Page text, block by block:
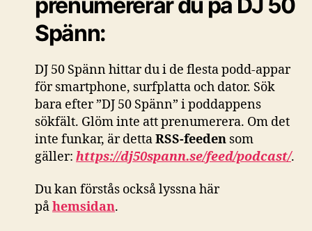
Spänn:
DJ 50 Spänn hittar du i de flesta podd-appar
för smartphone, surfplatta och dator. Sök
bara efter ”DJ 50 Spänn” i poddappens
sökfält. Glöm inte att prenumerera. Om det
inte funkar, är dettaRSS-feeden som
gäller: https://dj50spann.se/feed/podcast/.
Du kan förstås ocksålyssna här
påhemsidan.